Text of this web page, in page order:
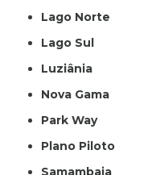
Lago Norte
Lago Sul
Luziânia
Nova Gama
Park Way
Plano Piloto
Samambaia